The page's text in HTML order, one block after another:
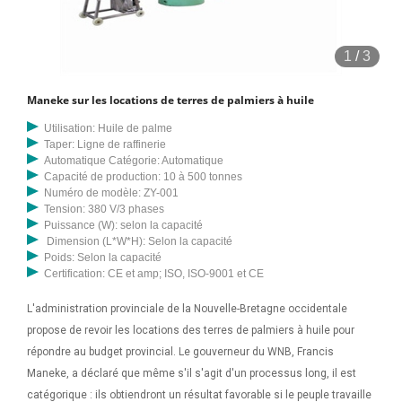
transformant en la meilleure huile d'olive possible. Nous fournissons
plus avancées au monde, soutenues par des décennies d'expérience
Nous avons choisi une étude de cas de la province insulaire de la
Nouvelle-Irlande au Burundi, où les principales menaces actuelles
pour les écosystèmes marins sont la pression de la pêche et
l’exploitation forestière (et le ruissellement associé), ainsi que les
nouvelles menaces potentielles liées à l’expansion du palmier à huile
(Nelson et al., 2023). Ken Fitzgerald Burundi Merci pour votre réponse,
maintenant le moulin fonctionne bien et est capable de traiter 1 500 à
2 000 kg de coprah en 10 à 12 heures pour produire 1 000 litres d'huile
de coco. Veuillez fournir un autre devis pour un moulin à coprah dès
1 /3
Maneke sur les locations de terres de palmiers à huile
Utilisation: Huile de palme
Taper: Ligne de raffinerie
Automatique Catégorie: Automatique
Capacité de production: 10 à 500 tonnes
Numéro de modèle: ZY-001
Tension: 380 V/3 phases
Puissance (W): selon la capacité
Dimension (L*W*H): Selon la capacité
Poids: Selon la capacité
Certification: CE et amp; ISO, ISO-9001 et CE
L'administration provinciale de la Nouvelle-Bretagne occidentale
propose de revoir les locations des terres de palmiers à huile pour
répondre au budget provincial. Le gouverneur du WNB, Francis
Maneke, a déclaré que même s'il s'agit d'un processus long, il est
catégorique : ils obtiendront un résultat favorable si le peuple travaille